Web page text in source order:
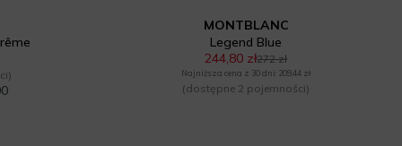
MONTBLANC
Legend Blue
244,80 zł272 zł
Najniższa cena z 30 dni: 209,44 zł
(dostępne 2 pojemności)